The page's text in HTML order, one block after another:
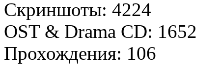
Скриншоты: 4224
OST & Drama CD: 1652
Прохождения: 106